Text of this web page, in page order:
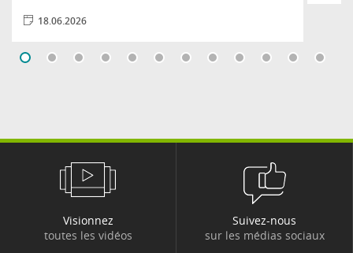
18.06.2026
Visionnez
toutes les vidéos
Suivez-nous
sur les médias sociaux